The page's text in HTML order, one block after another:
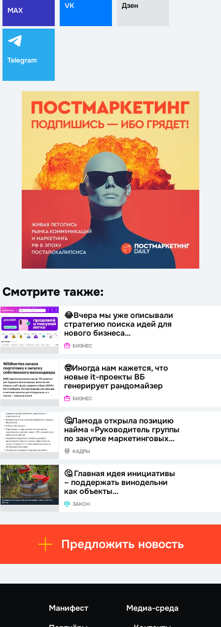
MAX
VK Дзен
Telegram
Смотрите также:
😂Вчера мы уже описывали
стратегию поиска идей для
нового бизнеса…
БИЗНЕС
🤓Иногда нам кажется, что
новые it-проекты ВБ
генерирует рандомайзер
БИЗНЕС
🤔Ламода открыла позицию
найма «Руководитель группы
по закупке маркетинговых…
КАДРЫ
🤔 Главная идея инициативы
– поддержать винодельни
как объекты…
ЗАКОН
Предложить новость
Манифест
Медиа-среда